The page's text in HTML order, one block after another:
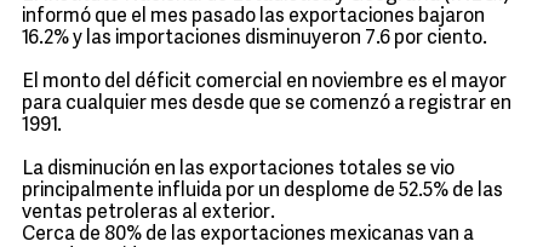
informó que el mes pasado las exportaciones bajaron
16.2% y las importaciones disminuyeron 7.6 por ciento.
El monto del déficit comercial en noviembre es el mayor
para cualquier mes desde que se comenzó a registrar en
1991.
La disminución en las exportaciones totales se vio
principalmente influida por un desplome de 52.5% de las
ventas petroleras al exterior.
Cerca de 80% de las exportaciones mexicanas van a